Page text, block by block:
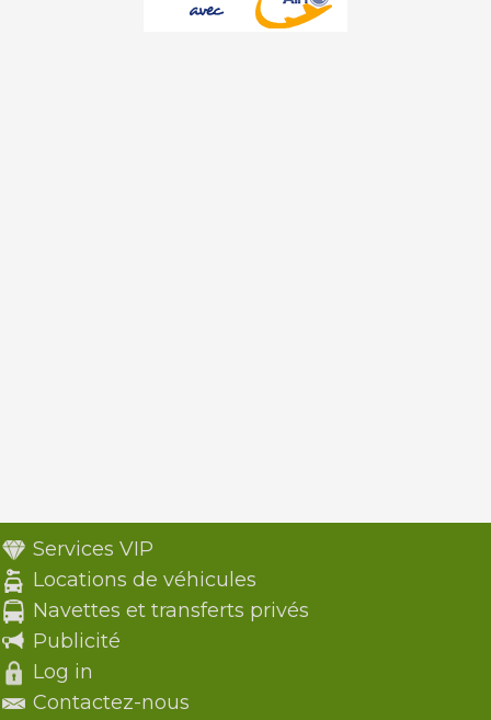
Services VIP
Locations de véhicules
Navettes et transferts privés
Publicité
Log in
Contactez-nous